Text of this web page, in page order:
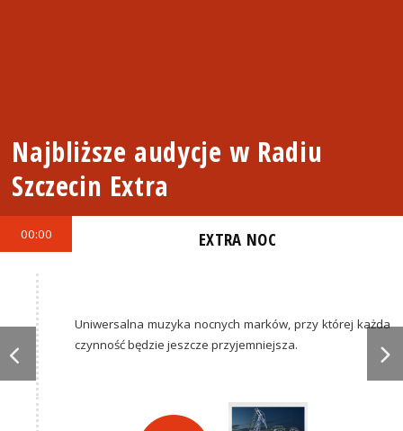
Najbliższe audycje w Radiu
Szczecin Extra
00:00 EXTRA NOC
Uniwersalna muzyka nocnych marków, przy której każda
czynność będzie jeszcze przyjemniejsza.